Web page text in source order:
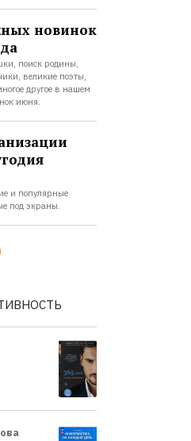
новинок
поиск родины,
великие поэты,
другое в нашем
июня.
и популярные
под экраны.